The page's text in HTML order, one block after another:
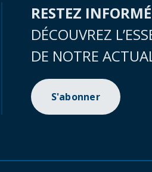
RESTEZ INFORMÉ
DÉCOUVREZ
DE NOTRE
S'abonner